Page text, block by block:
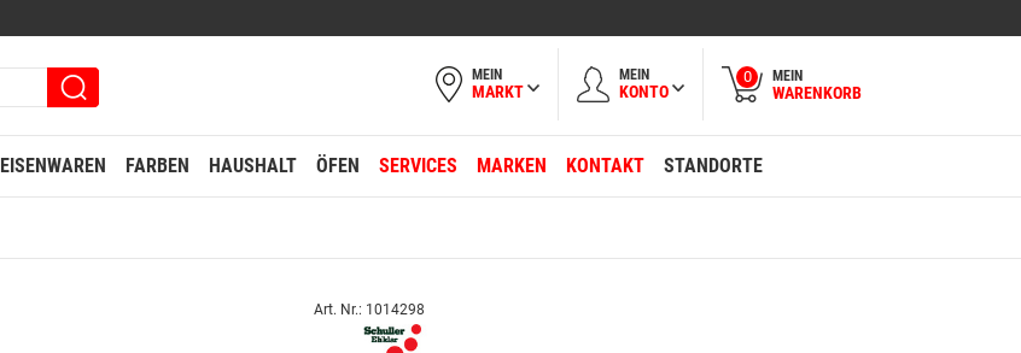
MEIN
MARKT
MEIN
KONTO
0 MEIN
WARENKORB
EISENWAREN FARBEN HAUSHALT ÖFEN SERVICES MARKEN KONTAKT STANDORTE
Art. Nr.: 1014298